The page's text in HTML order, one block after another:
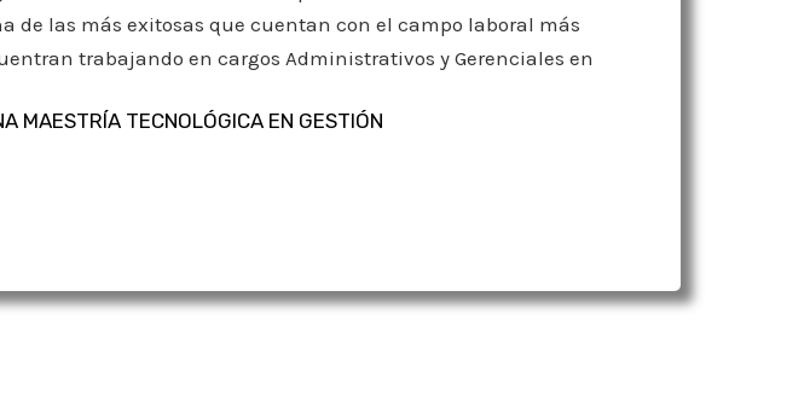
de las más exitosas que cuentan con el campo laboral más
trabajando en cargos Administrativos y Gerenciales en
MAESTRÍA TECNOLÓGICA EN GESTIÓN